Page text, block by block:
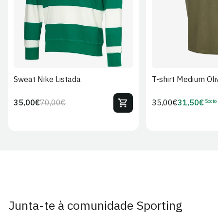
Sweat Nike Listada
Preço
70,00€Preço
35,00€
T-shirt Medium
Preço
35,00€Preço
31,50€ Sócio
Junta-te à comunidade Sporting